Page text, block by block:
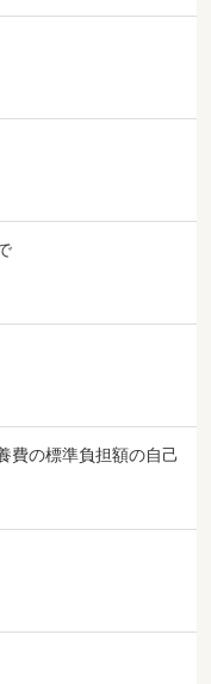
費の標準負担額の自己